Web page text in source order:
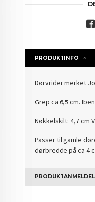
PRODUKTINFO
Dørvrider merket
Grep ca 6,5 cm.
Nøkkelskilt: 4,7 cm
Passer til gamle
dørbredde på ca 4